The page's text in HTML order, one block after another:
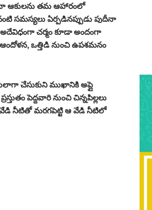
ఆకులను తమ ఆహారంలో
సమస్యలు ఏర్పడినప్పుడు పుదీనా
చర్మం కూడా అందంగా
ఒత్తిడి నుంచి ఉపశమనం
చేసుకుని ముఖానికి అప్లై
పెద్దవారి నుంచి చిన్నపిల్లలు
నీటితో మరగపెట్టి ఆ వేడి నీటిలో